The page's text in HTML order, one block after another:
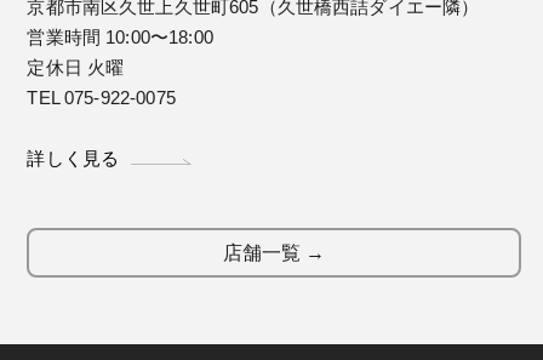
京都市南区久世上久世町605（久世橋西詰ダイエー隣）
営業時間 10:00〜18:00
定休日 火曜
TEL 075-922-0075
詳しく見る
店舗一覧 →